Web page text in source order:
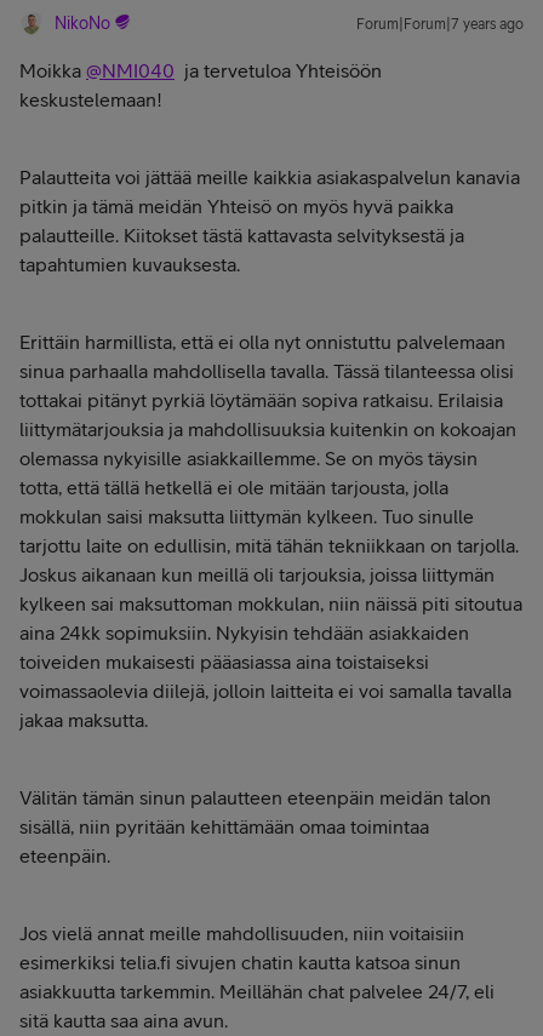
NikoNo Forum|Forum|7 years ago
Moikka @NMI040 ja tervetuloa Yhteisöön
keskustelemaan!
Palautteita voi jättää meille kaikkia asiakaspalvelun kanavia
pitkin ja tämä meidän Yhteisö on myös hyvä paikka
palautteille. Kiitokset tästä kattavasta selvityksestä ja
tapahtumien kuvauksesta.
Erittäin harmillista, että ei olla nyt onnistuttu palvelemaan
sinua parhaalla mahdollisella tavalla. Tässä tilanteessa olisi
tottakai pitänyt pyrkiä löytämään sopiva ratkaisu. Erilaisia
liittymätarjouksia ja mahdollisuuksia kuitenkin on kokoajan
olemassa nykyisille asiakkaillemme. Se on myös täysin
totta, että tällä hetkellä ei ole mitään tarjousta, jolla
mokkulan saisi maksutta liittymän kylkeen. Tuo sinulle
tarjottu laite on edullisin, mitä tähän tekniikkaan on tarjolla.
Joskus aikanaan kun meillä oli tarjouksia, joissa liittymän
kylkeen sai maksuttoman mokkulan, niin näissä piti sitoutua
aina 24kk sopimuksiin. Nykyisin tehdään asiakkaiden
toiveiden mukaisesti pääasiassa aina toistaiseksi
voimassaolevia diilejä, jolloin laitteita ei voi samalla tavalla
jakaa maksutta.
Välitän tämän sinun palautteen eteenpäin meidän talon
sisällä, niin pyritään kehittämään omaa toimintaa
eteenpäin.
Jos vielä annat meille mahdollisuuden, niin voitaisiin
esimerkiksi telia.fi sivujen chatin kautta katsoa sinun
asiakkuutta tarkemmin. Meillähän chat palvelee 24/7, eli
sitä kautta saa aina avun.